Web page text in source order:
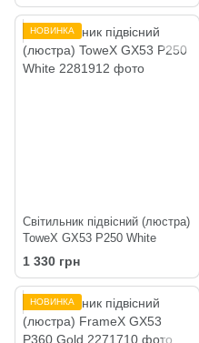
НОВИНКА
Світильник підвісний (люстра)
ToweX GX53 P250 White
1 330 грн
НОВИНКА